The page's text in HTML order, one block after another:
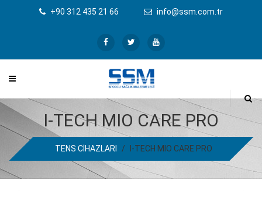
+90 312 435 21 66 info@ssm.com.tr
I-TECH MIO CARE PRO
TENS CİHAZLARI / I-TECH MIO CARE PRO